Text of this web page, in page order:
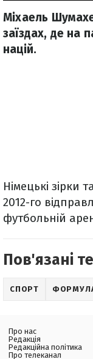
Міхаель
заїздах, де на
націй.
Німецькі зірки
2012-го
футбольній
Пов'язані
СПОРТ
Про нас
Редакція
Редакційна політика
Про телеканал